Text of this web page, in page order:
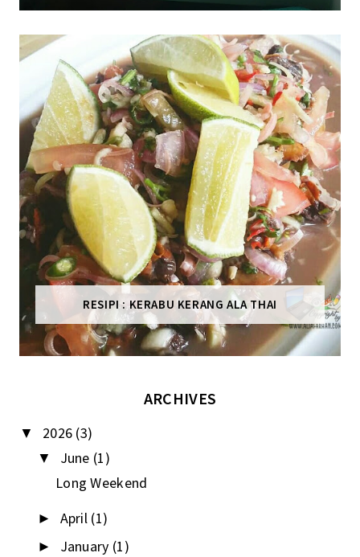
RESIPI : KERABU KERANG ALA THAI
ARCHIVES
▼ 2026 (3)
▼ June (1)
Long Weekend
► April (1)
► January (1)